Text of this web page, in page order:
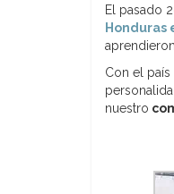
El pasado
Honduras
Con el
nuestro